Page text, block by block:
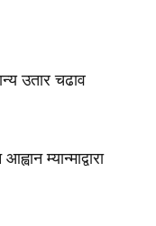
उतार चढाव
म्यान्माद्वारा